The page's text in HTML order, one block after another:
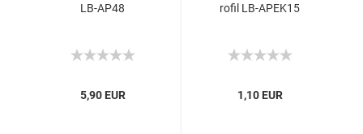
LB-AP48
5,90 EUR
rofil LB-APEK15
1,10 EUR